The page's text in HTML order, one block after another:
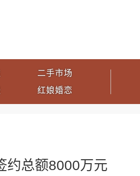
二手市场
红娘婚恋
约总额8000万元